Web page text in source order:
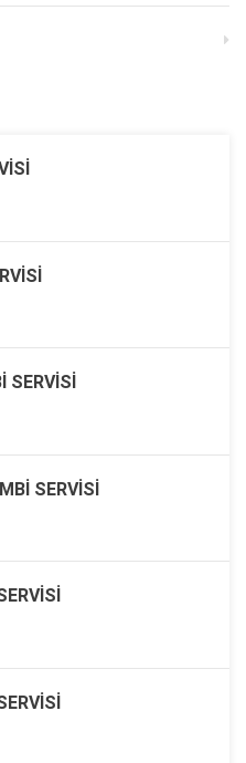
SERVISI
SERVISI